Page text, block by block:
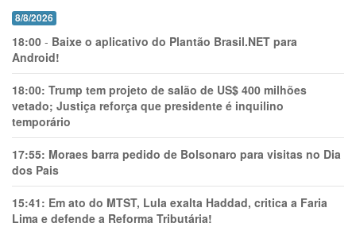
8/8/2026
18:00 - Baixe o aplicativo do Plantão Brasil.NET para
Android!
18:00: Trump tem projeto de salão de US$ 400 milhões
vetado; Justiça reforça que presidente é inquilino
temporário
17:55: Moraes barra pedido de Bolsonaro para visitas no Dia
dos Pais
15:41: Em ato do MTST, Lula exalta Haddad, critica a Faria
Lima e defende a Reforma Tributária!